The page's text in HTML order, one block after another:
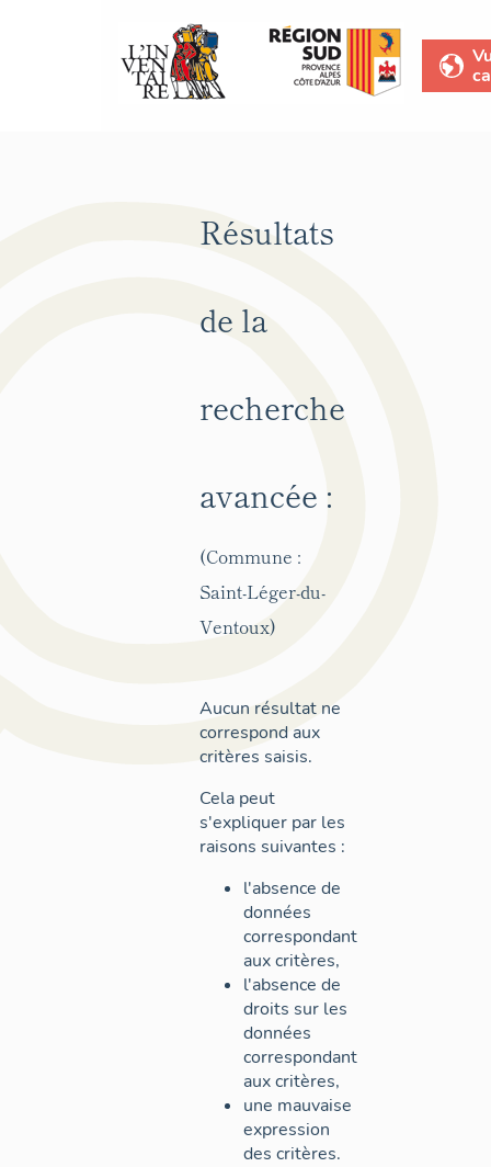
Résultats
de la
recherche
avancée :
(Commune :
Saint-Léger-du-
Ventoux)
Aucun résultat ne
correspond aux
critères saisis.
Cela peut
s'expliquer par les
raisons suivantes :
l'absence de
données
correspondant
aux critères,
l'absence de
droits sur les
données
correspondant
aux critères,
une mauvaise
expression
des critères.